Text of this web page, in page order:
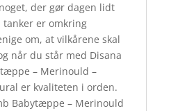
der gør dagen lidt
tanker er omkring
om, at vilkårene skal
når du står med Disana
– Merinould –
er kvaliteten i orden.
Babytæppe – Merinould